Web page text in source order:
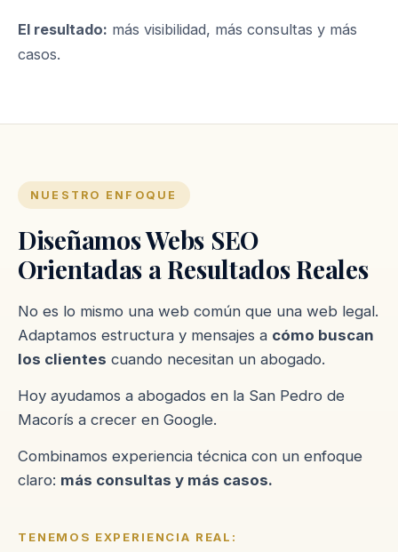
El resultado: más visibilidad, más consultas y más
casos.
NUESTRO ENFOQUE
Diseñamos Webs SEO
Orientadas a Resultados Reales
No es lo mismo una web común que una web legal.
Adaptamos estructura y mensajes a cómo buscan
los clientes cuando necesitan un abogado.
Hoy ayudamos a abogados en la San Pedro de
Macorís a crecer en Google.
Combinamos experiencia técnica con un enfoque
claro: más consultas y más casos.
TENEMOS EXPERIENCIA REAL: